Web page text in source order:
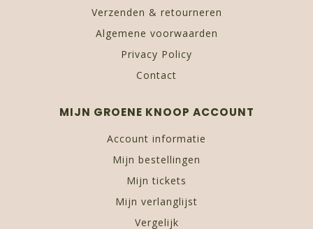
Verzenden & retourneren
Algemene voorwaarden
Privacy Policy
Contact
MIJN GROENE KNOOP ACCOUNT
Account informatie
Mijn bestellingen
Mijn tickets
Mijn verlanglijst
Vergelijk